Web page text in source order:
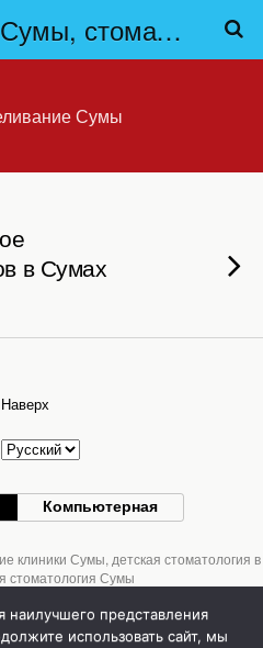
Стоматолог Сумы, стоматологические клиники Сумы, детская стоматология в Сумах. | Частная стоматология Сумы
Сумы
в Сумах
Наверх
Компьютерная
клиники Сумы, детская стоматология в
стоматология Сумы
наилучшего представления
использовать сайт, мы